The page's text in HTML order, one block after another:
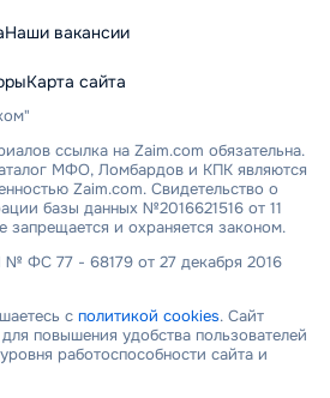
Наши вакансии
Карта сайта
ссылка на Zaim.com обязательна.
МФО, Ломбардов и КПК являются
Zaim.com. Свидетельство о
базы данных №2016621516 от 11
запрещается и охраняется законом.
ФС 77 - 68179 от 27 декабря 2016
с политикой cookies. Сайт
повышения удобства пользователей
работоспособности сайта и